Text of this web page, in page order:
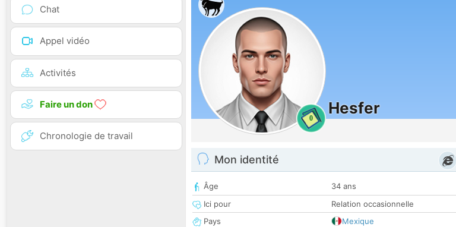
Chat
Appel vidéo
Activités
Faire un don
Chronologie de travail
0
Hesfer
Mon identité
Âge
34 ans
Ici pour
Relation occasionnelle
Pays
Mexique